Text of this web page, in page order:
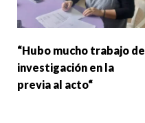
“Hubo mucho trabajo de
investigación en la
previa al acto“